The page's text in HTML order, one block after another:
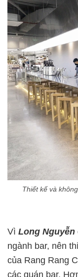
Thiết kế và
Vì Long Nguyễn
ngành bar, nên
của Rang Rang
các quán bar.